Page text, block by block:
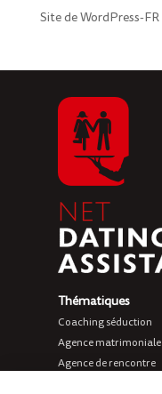
Site de WordPress-FR
Thématiques
Coaching séduction
Agence matrimoniale
Agence de rencontre